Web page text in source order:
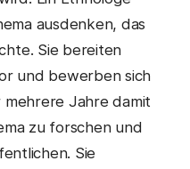
ausdenken, das
Sie bereiten
und bewerben sich
mehrere Jahre damit
zu forschen und
Sie